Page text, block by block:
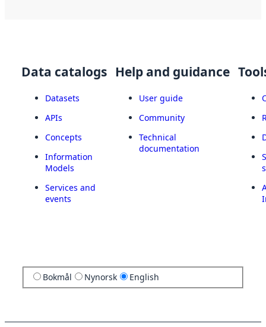
Data catalogs
Datasets
APIs
Concepts
Information
Models
Services and
events
Help and guidance
User guide
Community
Technical
documentation
Bokmål Nynorsk English